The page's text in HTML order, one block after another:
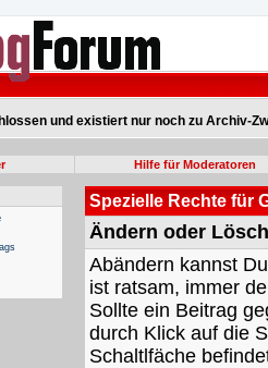
und existiert nur noch zu Archiv-
Hilfe für Moderatoren
Spezielle Rechte für
Ändern oder
Abändern kannst
ist ratsam, immer
Sollte ein Beitrag
durch Klick auf die
Schaltlfäche